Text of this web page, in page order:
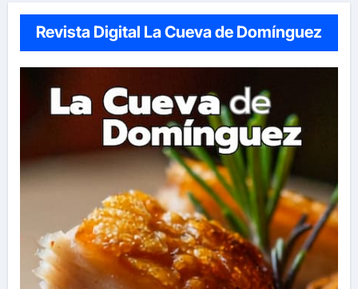
Revista Digital La Cueva de Domínguez